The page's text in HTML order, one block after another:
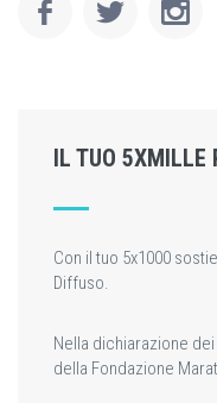
IL TUO 5XMILLE
Con il tuo 5x1000
Diffuso.
Nella dichiarazione
della Fondazione